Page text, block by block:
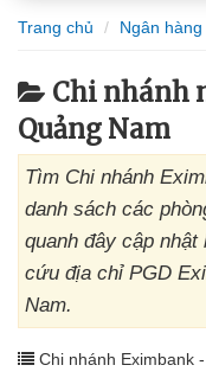
Trang chủ Ngân
Chi nhánh
Quảng Nam
Tìm Chi nhánh
danh sách các
quanh đây cập
cứu địa chỉ PGD
Nam.
Chi nhánh Eximbank